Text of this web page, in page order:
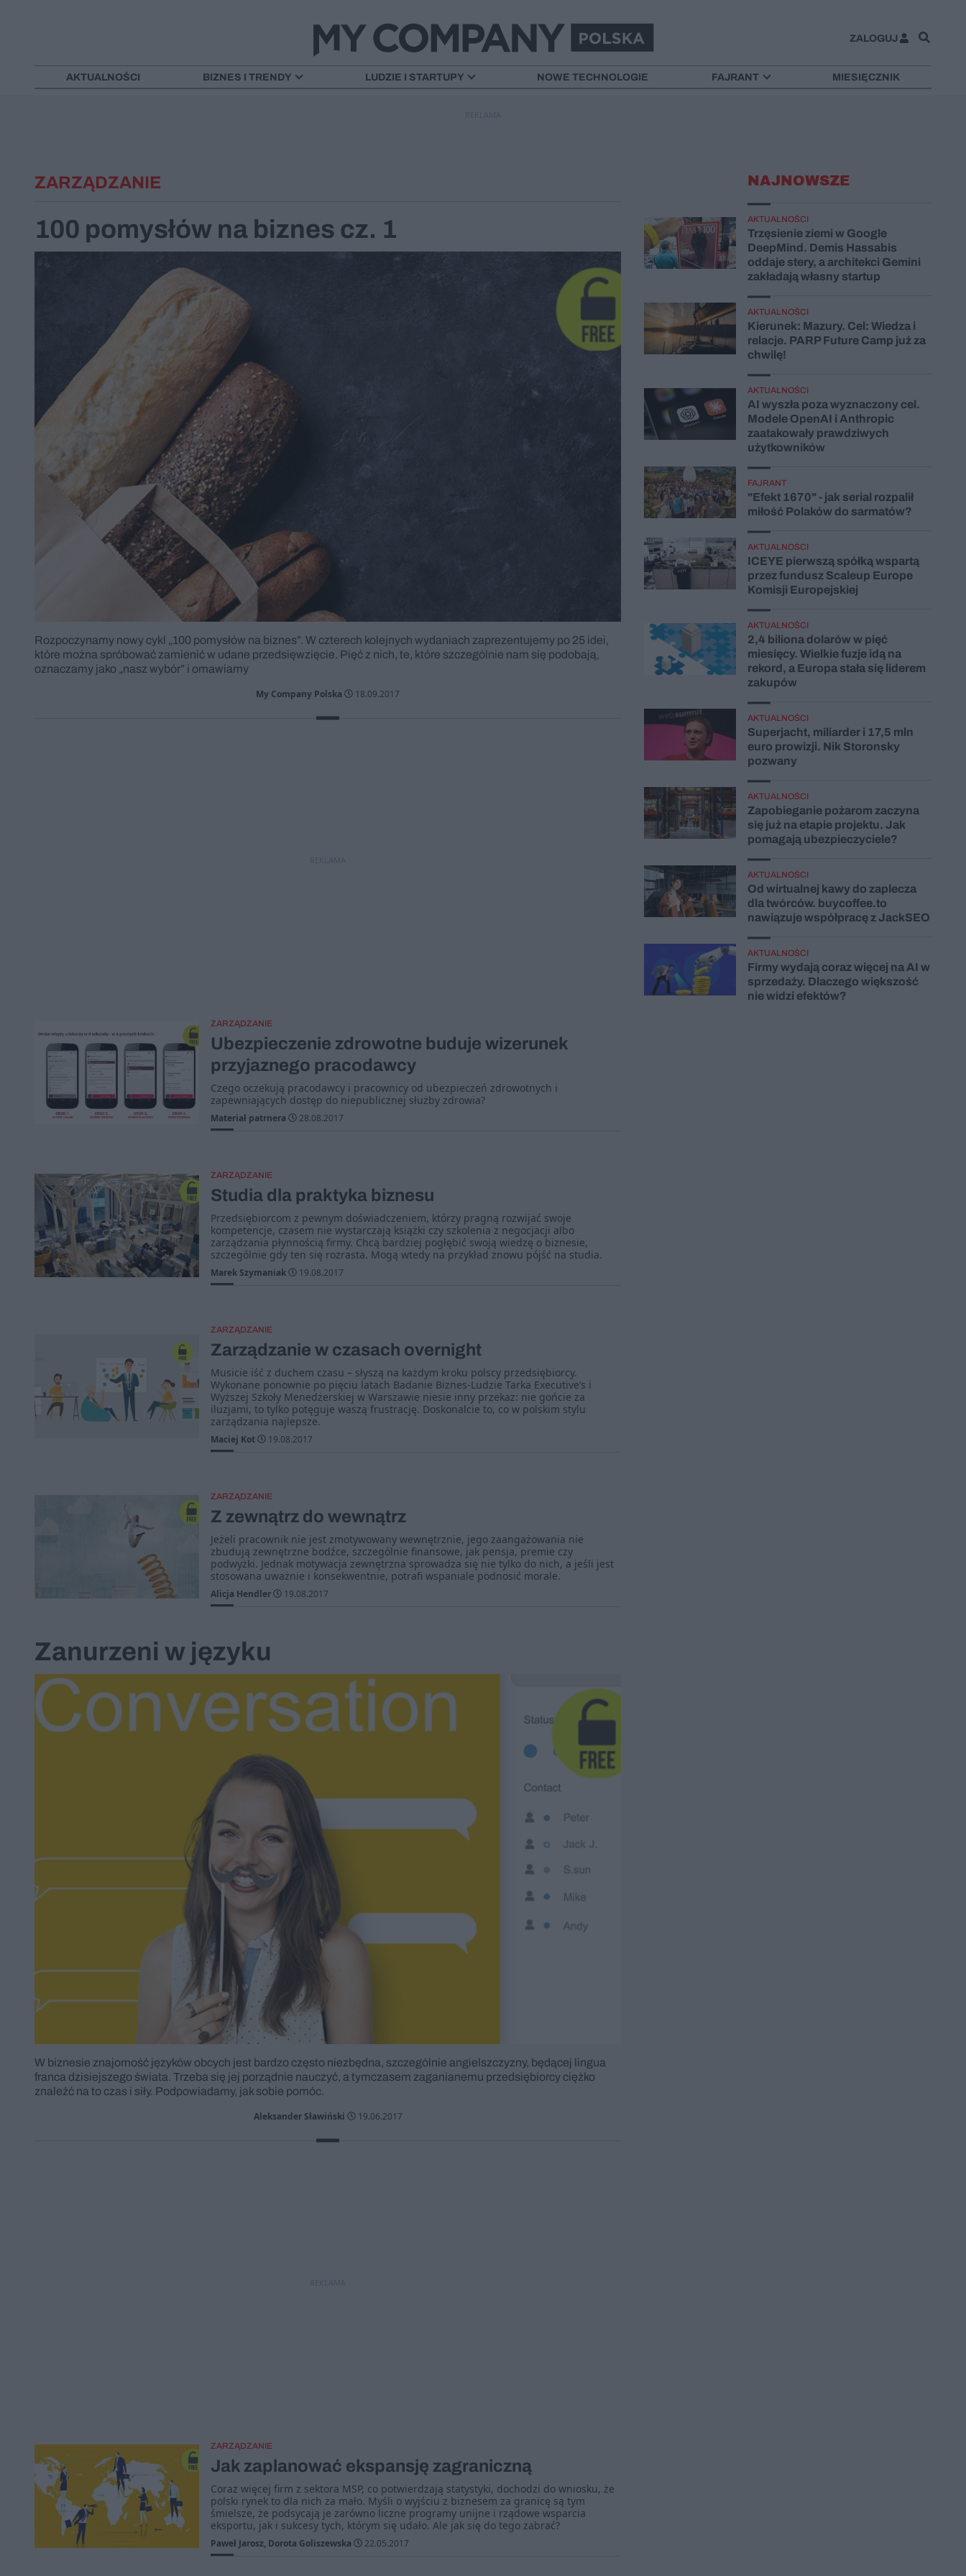
ZALOGUJ
AKTUALNOŚCI BIZNES I TRENDY LUDZIE I STARTUPY NOWE TECHNOLOGIE FAJRANT MIESIĘCZNIK
ZARZĄDZANIE
100 pomysłów na biznes cz. 1
Rozpoczynamy nowy cykl „100 pomysłów na biznes”. W czterech kolejnych wydaniach zaprezentujemy po 25 idei,
które można spróbować zamienić w udane przedsięwzięcie. Pięć z nich, te, które szczególnie nam się podobają,
oznaczamy jako „nasz wybór” i omawiamy
My Company Polska 18.09.2017
ZARZĄDZANIE
Ubezpieczenie zdrowotne buduje wizerunek
przyjaznego pracodawcy
Czego oczekują pracodawcy i pracownicy od ubezpieczeń zdrowotnych i
zapewniających dostęp do niepublicznej służby zdrowia?
Materiał patrnera 28.08.2017
ZARZĄDZANIE
Studia dla praktyka biznesu
Przedsiębiorcom z pewnym doświadczeniem, którzy pragną rozwijać swoje
kompetencje, czasem nie wystarczają książki czy szkolenia z negocjacji albo
zarządzania płynnością firmy. Chcą bardziej pogłębić swoją wiedzę o biznesie,
szczególnie gdy ten się rozrasta. Mogą wtedy na przykład znowu pójść na studia.
Marek Szymaniak 19.08.2017
ZARZĄDZANIE
Zarządzanie w czasach overnight
Musicie iść z duchem czasu – słyszą na każdym kroku polscy przedsiębiorcy.
Wykonane ponownie po pięciu latach Badanie Biznes-Ludzie Tarka Executive’s i
Wyższej Szkoły Menedżerskiej w Warszawie niesie inny przekaz: nie gońcie za
iluzjami, to tylko potęguje waszą frustrację. Doskonalcie to, co w polskim stylu
zarządzania najlepsze.
Maciej Kot 19.08.2017
ZARZĄDZANIE
Z zewnątrz do wewnątrz
Jeżeli pracownik nie jest zmotywowany wewnętrznie, jego zaangażowania nie
zbudują zewnętrzne bodźce, szczególnie finansowe, jak pensja, premie czy
podwyżki. Jednak motywacja zewnętrzna sprowadza się nie tylko do nich, a jeśli jest
stosowana uważnie i konsekwentnie, potrafi wspaniale podnosić morale.
Alicja Hendler 19.08.2017
Zanurzeni w języku
W biznesie znajomość języków obcych jest bardzo często niezbędna, szczególnie angielszczyzny, będącej lingua
franca dzisiejszego świata. Trzeba się jej porządnie nauczyć, a tymczasem zaganianemu przedsiębiorcy ciężko
znaleźć na to czas i siły. Podpowiadamy, jak sobie pomóc.
Aleksander Sławiński 19.06.2017
ZARZĄDZANIE
Jak zaplanować ekspansję zagraniczną
Coraz więcej firm z sektora MSP, co potwierdzają statystyki, dochodzi do wniosku, że
polski rynek to dla nich za mało. Myśli o wyjściu z biznesem za granicę są tym
śmielsze, że podsycają je zarówno liczne programy unijne i rządowe wsparcia
eksportu, jak i sukcesy tych, którym się udało. Ale jak się do tego zabrać?
Paweł Jarosz, Dorota Goliszewska 22.05.2017
NAJNOWSZE
AKTUALNOŚCI
Trzęsienie ziemi w Google
DeepMind. Demis Hassabis
oddaje stery, a architekci Gemini
zakładają własny startup
AKTUALNOŚCI
Kierunek: Mazury. Cel: Wiedza i
relacje. PARP Future Camp już za
chwilę!
AKTUALNOŚCI
AI wyszła poza wyznaczony cel.
Modele OpenAI i Anthropic
zaatakowały prawdziwych
użytkowników
FAJRANT
"Efekt 1670" - jak serial rozpalił
miłość Polaków do sarmatów?
AKTUALNOŚCI
ICEYE pierwszą spółką wspartą
przez fundusz Scaleup Europe
Komisji Europejskiej
AKTUALNOŚCI
2,4 biliona dolarów w pięć
miesięcy. Wielkie fuzje idą na
rekord, a Europa stała się liderem
zakupów
AKTUALNOŚCI
Superjacht, miliarder i 17,5 mln
euro prowizji. Nik Storonsky
pozwany
AKTUALNOŚCI
Zapobieganie pożarom zaczyna
się już na etapie projektu. Jak
pomagają ubezpieczyciele?
AKTUALNOŚCI
Od wirtualnej kawy do zaplecza
dla twórców. buycoffee.to
nawiązuje współpracę z JackSEO
AKTUALNOŚCI
Firmy wydają coraz więcej na AI w
sprzedaży. Dlaczego większość
nie widzi efektów?